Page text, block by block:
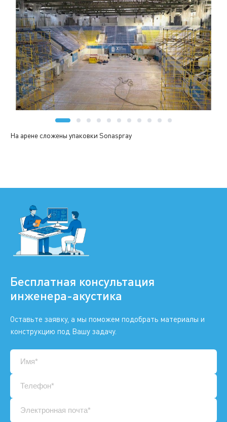
На арене сложены упаковки Sonaspray
Бесплатная консультация
инженера-акустика
Оставьте заявку, а мы поможем подобрать материалы и
конструкцию под Вашу задачу.